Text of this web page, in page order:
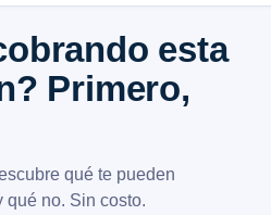
esta
Primero,
qué te pueden
no. Sin costo.